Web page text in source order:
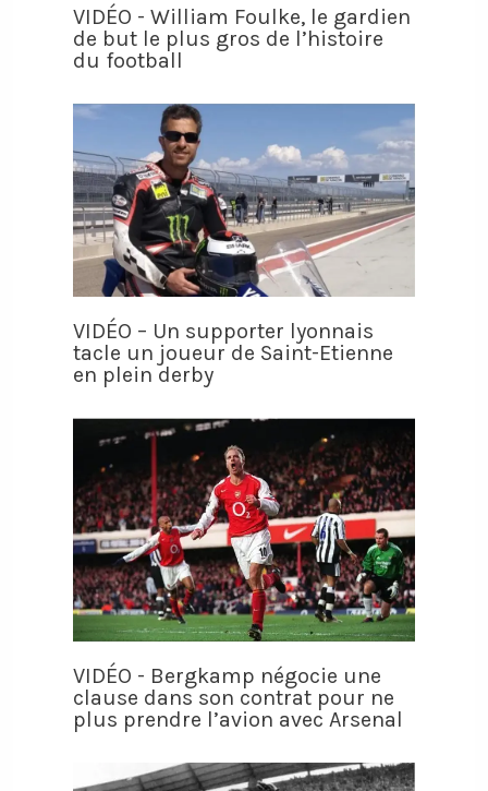
VIDÉO - William Foulke, le gardien
de but le plus gros de l’histoire
du football
VIDÉO – Un supporter lyonnais
tacle un joueur de Saint-Etienne
en plein derby
VIDÉO - Bergkamp négocie une
clause dans son contrat pour ne
plus prendre l’avion avec Arsenal